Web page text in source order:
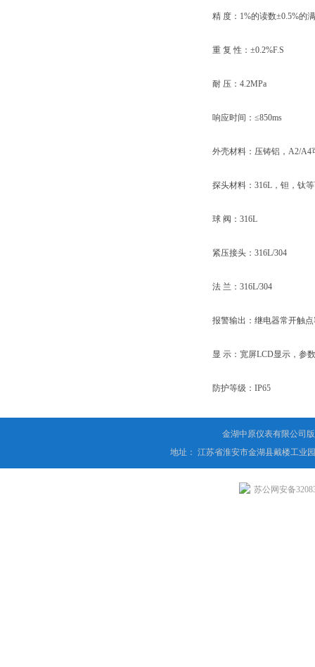
精 度：1%的读数±0.5%的
重 复 性：±0.2%F.S
耐 压：4.2MPa
响应时间：≤850ms
外壳材料：压铸铝，A2/A4
探头材料：316L，钽，钛等
球 阀：316L
紧压接头：316L/304
法 兰：316L/304
报警输出：继电器常开触点
显 示：宽屏LCD显示，参数
防护等级：IP65
金湖中原仪表有限公司
地址： 江苏省淮安市金湖县戴楼工业
苏公网安备